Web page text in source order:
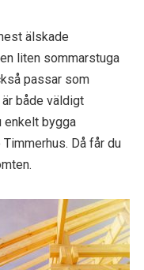
älskade
liten sommarstuga
passar som
både väldigt
enkelt bygga
Då får du